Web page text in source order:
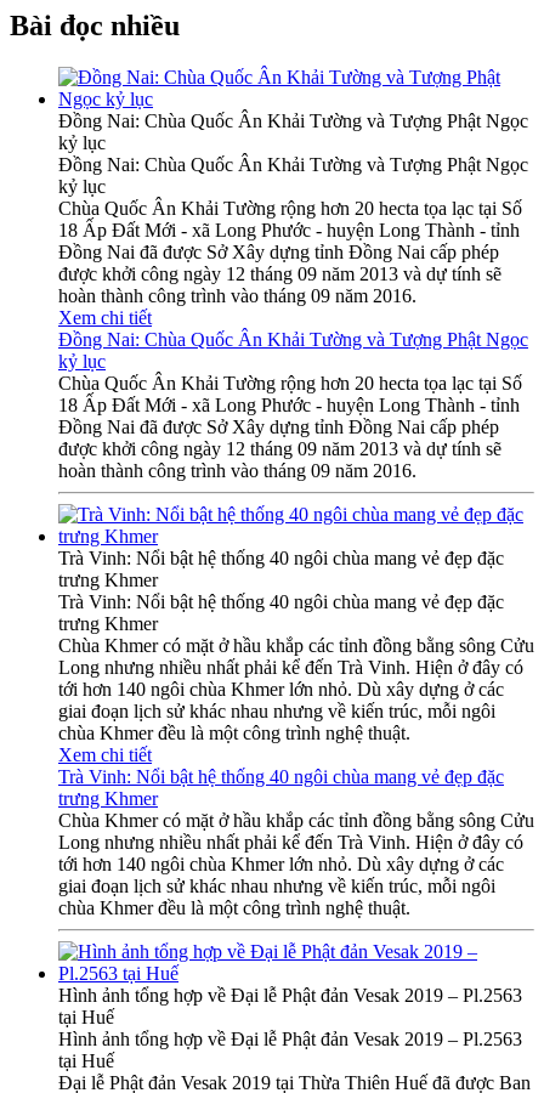
Bài đọc nhiều
Đồng Nai: Chùa Quốc Ân Khải Tường và Tượng Phật Ngọc
kỷ lục
Đồng Nai: Chùa Quốc Ân Khải Tường và Tượng Phật Ngọc
kỷ lục
Chùa Quốc Ân Khải Tường rộng hơn 20 hecta tọa lạc tại Số
18 Ấp Đất Mới - xã Long Phước - huyện Long Thành - tỉnh
Đồng Nai đã được Sở Xây dựng tỉnh Đồng Nai cấp phép
được khởi công ngày 12 tháng 09 năm 2013 và dự tính sẽ
hoàn thành công trình vào tháng 09 năm 2016.
Xem chi tiết
Đồng Nai: Chùa Quốc Ân Khải Tường và Tượng Phật Ngọc
kỷ lục
Chùa Quốc Ân Khải Tường rộng hơn 20 hecta tọa lạc tại Số
18 Ấp Đất Mới - xã Long Phước - huyện Long Thành - tỉnh
Đồng Nai đã được Sở Xây dựng tỉnh Đồng Nai cấp phép
được khởi công ngày 12 tháng 09 năm 2013 và dự tính sẽ
hoàn thành công trình vào tháng 09 năm 2016.
Trà Vinh: Nổi bật hệ thống 40 ngôi chùa mang vẻ đẹp đặc
trưng Khmer
Trà Vinh: Nổi bật hệ thống 40 ngôi chùa mang vẻ đẹp đặc
trưng Khmer
Chùa Khmer có mặt ở hầu khắp các tỉnh đồng bằng sông Cửu
Long nhưng nhiều nhất phải kể đến Trà Vinh. Hiện ở đây có
tới hơn 140 ngôi chùa Khmer lớn nhỏ. Dù xây dựng ở các
giai đoạn lịch sử khác nhau nhưng về kiến trúc, mỗi ngôi
chùa Khmer đều là một công trình nghệ thuật.
Xem chi tiết
Trà Vinh: Nổi bật hệ thống 40 ngôi chùa mang vẻ đẹp đặc
trưng Khmer
Chùa Khmer có mặt ở hầu khắp các tỉnh đồng bằng sông Cửu
Long nhưng nhiều nhất phải kể đến Trà Vinh. Hiện ở đây có
tới hơn 140 ngôi chùa Khmer lớn nhỏ. Dù xây dựng ở các
giai đoạn lịch sử khác nhau nhưng về kiến trúc, mỗi ngôi
chùa Khmer đều là một công trình nghệ thuật.
Hình ảnh tổng hợp về Đại lễ Phật đản Vesak 2019 – Pl.2563
tại Huế
Hình ảnh tổng hợp về Đại lễ Phật đản Vesak 2019 – Pl.2563
tại Huế
Đại lễ Phật đản Vesak 2019 tại Thừa Thiên Huế đã được Ban